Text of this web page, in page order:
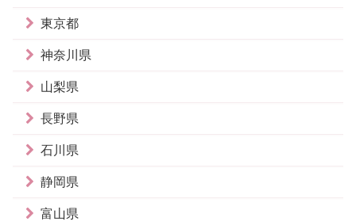
東京都
神奈川県
山梨県
長野県
石川県
静岡県
富山県